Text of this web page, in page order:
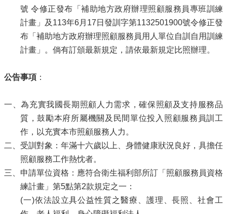
號 令修正發布「補助地方政府辦理照顧服務員專班訓練
計畫」及113年6月17日發訓字第1132501900號令修正發
布「補助地方政府辦理照顧服務員用人單位自訓自用訓練
計畫」。倘有訂頒最新規定，請依最新規定比照辦理。
公告事項 ：
一、為充實我國長期照顧人力需求，確保照顧及支持服務品
質，鼓勵本府所屬機關及民間單位投入照顧服務員訓工
作，以充實本市照顧服務人力。
二、受訓對象：年滿十六歲以上、身體健康狀況良好，具擔任
照顧服務工作熱忱者。
三、申請單位資格：應符合衛生福利部所訂「照顧服務員資格
練計畫」第5點第2款規定之一：
(一)依法設立具公益性質之醫療、護理、長照、社會工